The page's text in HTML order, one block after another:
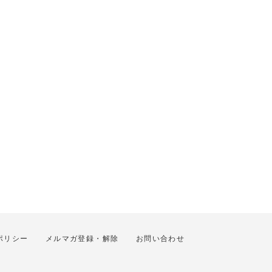
リシー メルマガ登録・解除 お問い合わせ